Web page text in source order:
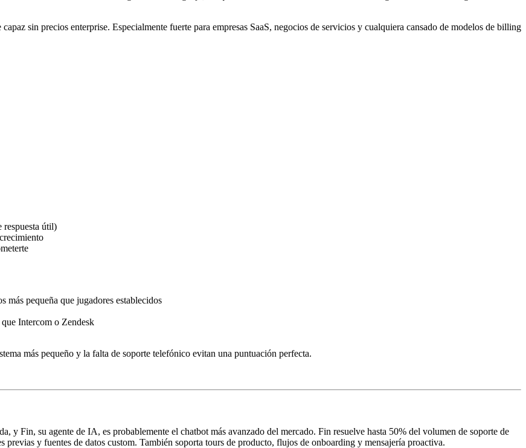
sin precios enterprise. Especialmente fuerte para empresas SaaS, negocios de servicios y cualquiera cansado de modelos de billing
respuesta útil)
más pequeña que jugadores establecidos
Intercom o Zendesk
más pequeño y la falta de soporte telefónico evitan una puntuación perfecta.
y Fin, su agente de IA, es probablemente el chatbot más avanzado del mercado. Fin resuelve hasta 50% del volumen de soporte de
previas y fuentes de datos custom. También soporta tours de producto, flujos de onboarding y mensajería proactiva.